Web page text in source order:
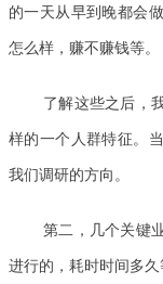
的一天从早到晚都会
怎么样，赚不赚钱等。
了解这些之后，
样的一个人群特征。
我们调研的方向。
第二，几个关键
进行的，耗时时间多久